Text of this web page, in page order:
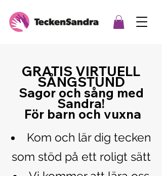
GRATIS VIRTUELL
SÅNGSTUND
Sagor och sång med
Sandra!
För barn och vuxna
Kom och lär dig tecken
som stöd på ett roligt sätt